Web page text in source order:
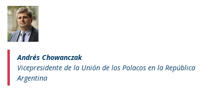
Andrés Chowanczak
Vicepresidente de la Unión de los Polacos en la República
Argentina